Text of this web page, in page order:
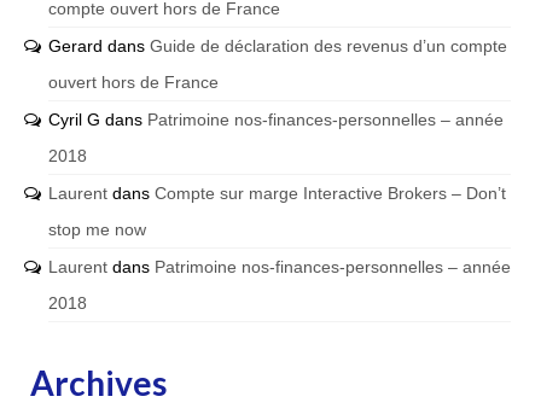
compte ouvert hors de France
Gerard dans Guide de déclaration des revenus d’un compte
ouvert hors de France
Cyril G dans Patrimoine nos-finances-personnelles – année
2018
Laurent dans Compte sur marge Interactive Brokers – Don’t
stop me now
Laurent dans Patrimoine nos-finances-personnelles – année
2018
Archives